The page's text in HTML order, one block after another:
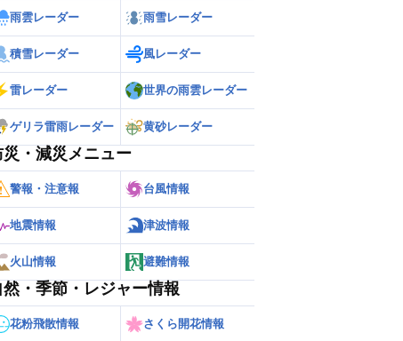
雨雲レーダー 雨雪レーダー
積雪レーダー 風レーダー
雷レーダー 世界の雨雲レーダー
ゲリラ雷雨レーダー 黄砂レーダー
災・減災メニュー
警報・注意報 台風情報
地震情報 津波情報
火山情報 避難情報
然・季節・レジャー情報
花粉飛散情報 さくら開花情報